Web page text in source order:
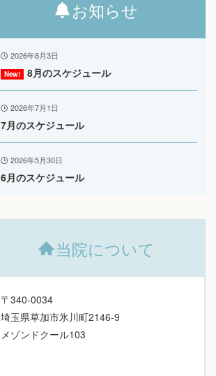
お知らせ
2026年8月3日
8月のスケジュール
2026年7月1日
7月のスケジュール
2026年5月30日
6月のスケジュール
当院について
〒340-0034
埼玉県草加市氷川町2146-9
メゾンドクール103